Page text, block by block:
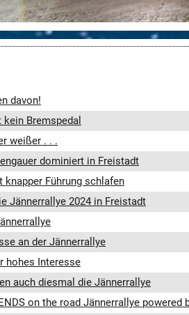
davon!
Bremspedal
weißer . . .
dominiert in Freistadt
knapper Führung schlafen
Jännerrallye 2024 in Freistadt
an der Jännerrallye
hohes Interesse
auch diesmal die Jännerrallye
on the road Jännerrallye powered